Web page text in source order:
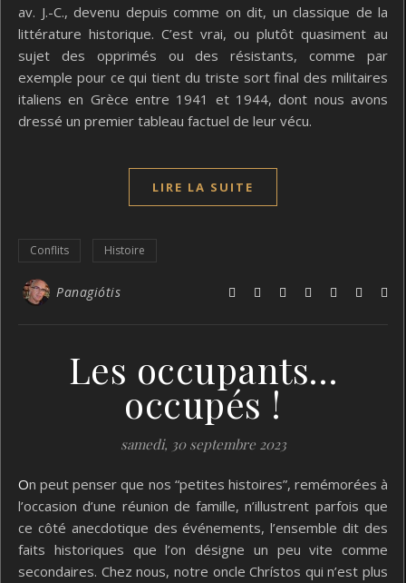
av. J.-C., devenu depuis comme on dit, un classique de la
littérature historique. C’est vrai, ou plutôt quasiment au
sujet des opprimés ou des résistants, comme par
exemple pour ce qui tient du triste sort final des militaires
italiens en Grèce entre 1941 et 1944, dont nous avons
dressé un premier tableau factuel de leur vécu.
LIRE LA SUITE
Conflits Histoire
Panagiótis
Les occupants…
occupés !
samedi, 30 septembre 2023
On peut penser que nos “petites histoires”, remémorées à
l’occasion d’une réunion de famille, n’illustrent parfois que
ce côté anecdotique des événements, l’ensemble dit des
faits historiques que l’on désigne un peu vite comme
secondaires. Chez nous, notre oncle Chrístos qui n’est plus